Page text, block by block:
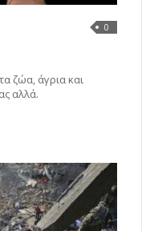
0
ζώα, άγρια και
αλλά.